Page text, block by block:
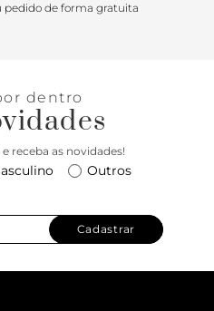
pedido de forma gratuita
dentro
receba as novidades!
Outros
Cadastrar